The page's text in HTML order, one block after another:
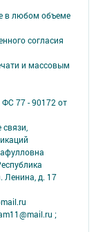
в любом объеме
согласия
и массовым
77 - 90172 от
Ленина, д. 17
;